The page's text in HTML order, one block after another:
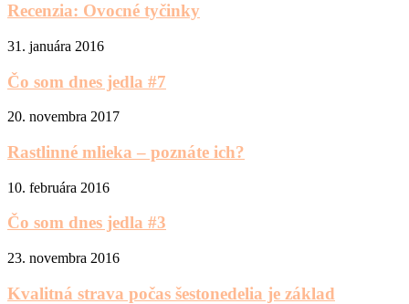
Recenzia: Ovocné tyčinky
31. januára 2016
Čo som dnes jedla #7
20. novembra 2017
Rastlinné mlieka – poznáte ich?
10. februára 2016
Čo som dnes jedla #3
23. novembra 2016
Kvalitná strava počas šestonedelia je základ